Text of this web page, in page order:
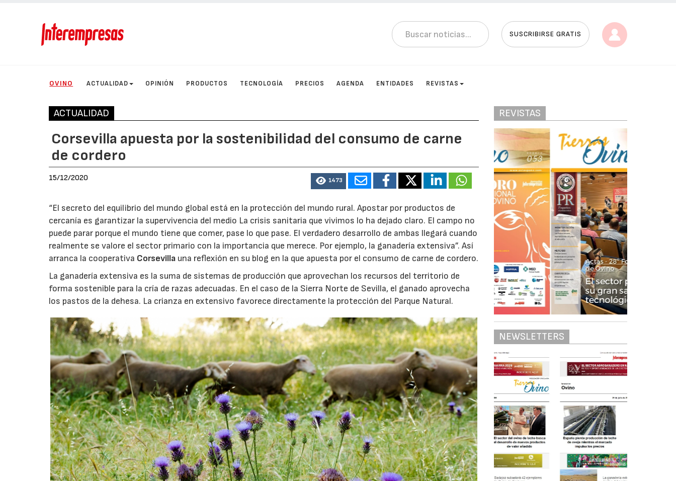
SUSCRIBIRSE GRATIS
OVINO ACTUALIDAD OPINIÓN PRODUCTOS TECNOLOGÍA PRECIOS AGENDA ENTIDADES REVISTAS
ACTUALIDAD
Corsevilla apuesta por la sostenibilidad del consumo de carne
de cordero
15/12/2020 1473
“El secreto del equilibrio del mundo global está en la protección del mundo rural. Apostar por productos de
cercanía es garantizar la supervivencia del medio La crisis sanitaria que vivimos lo ha dejado claro. El campo no
puede parar porque el mundo tiene que comer, pase lo que pase. El verdadero desarrollo de ambas llegará cuando
realmente se valore el sector primario con la importancia que merece. Por ejemplo, la ganadería extensiva”. Así
arranca la cooperativa Corsevilla una reflexión en su blog en la que apuesta por el consumo de carne de cordero.
La ganadería extensiva es la suma de sistemas de producción que aprovechan los recursos del territorio de
forma sostenible para la cría de razas adecuadas. En el caso de la Sierra Norte de Sevilla, el ganado aprovecha
los pastos de la dehesa. La crianza en extensivo favorece directamente la protección del Parque Natural.
REVISTAS
NEWSLETTERS